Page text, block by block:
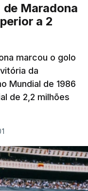
de Maradona
a 2
marcou o golo
da
Mundial de 1986
de 2,2 milhões